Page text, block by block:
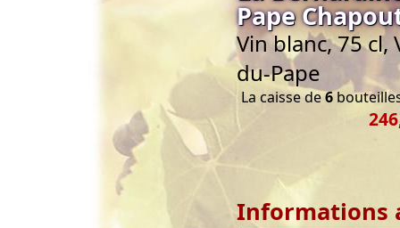
Pape
Vin blanc, 75 cl,
du-Pape
La caisse de6
Informations